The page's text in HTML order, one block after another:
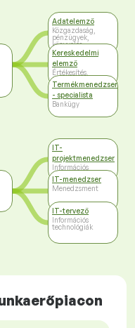
Adatelemző
Közgazdaság,
pénzügyek,
könyvelés
Kereskedelmi
elemző
Értékesítés,
kereskedelem
Termékmenedzser
- specialista
Bankügy
IT-
projektmenedzser
Információs
technológiák
IT-menedzser
Menedzsment
IT-tervező
Információs
technológiák